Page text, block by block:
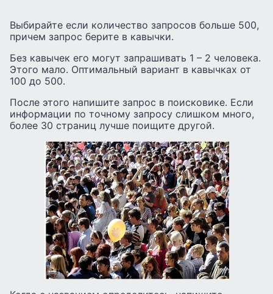
Выбирайте если количество запросов больше 500,
причем запрос берите в кавычки.
Без кавычек его могут запрашивать 1 – 2 человека.
Этого мало. Оптимальный вариант в кавычках от
100 до 500.
После этого напишите запрос в поисковике. Если
информации по точному запросу слишком много,
более 30 страниц лучше поищите другой.